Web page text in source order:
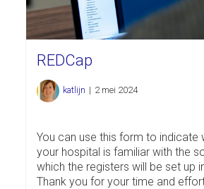
REDCap
katlijn | 2 mei 2024
You can use this form to indicate
your hospital is familiar with the
which the registers will be set up
Thank you for your time and